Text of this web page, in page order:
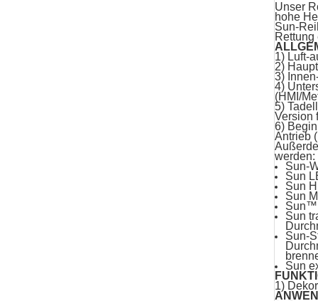
Unser
hohe
Sun-
Rettung
1) Luft-
2)
3)
4)
(HMI/
5)
Version
6)
Antrieb
werden:
Sun-
Sun
Sun
Sun
Sun™
Sun
Sun-
Sun
1)